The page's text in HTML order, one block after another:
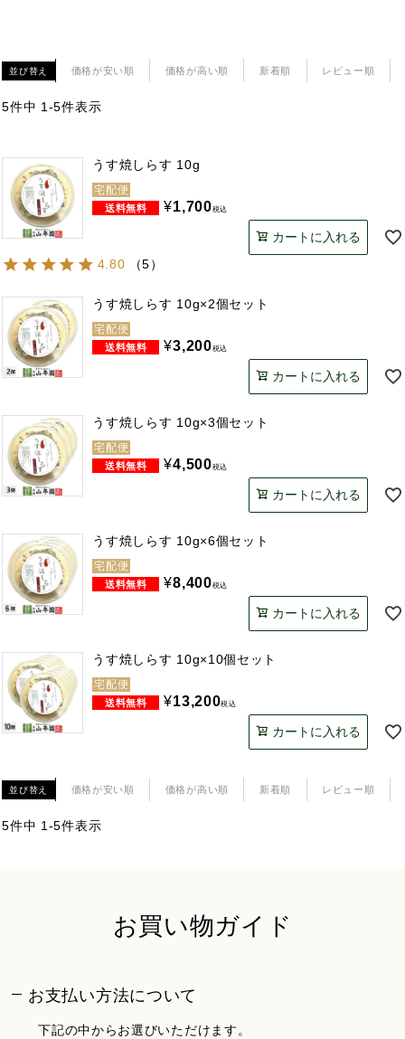
並び替え 価格が安い順 価格が高い順 新着順 レビュー順
5件中 1-5件表示
うす焼しらす 10g
宅配便
¥1,700税込
カートに入れる
4.80
（5）
うす焼しらす 10g×2個セット
宅配便
¥3,200税込
カートに入れる
うす焼しらす 10g×3個セット
宅配便
¥4,500税込
カートに入れる
うす焼しらす 10g×6個セット
宅配便
¥8,400税込
カートに入れる
うす焼しらす 10g×10個セット
宅配便
¥13,200税込
カートに入れる
並び替え 価格が安い順 価格が高い順 新着順 レビュー順
5件中 1-5件表示
お買い物ガイド
お支払い方法について
下記の中からお選びいただけます。